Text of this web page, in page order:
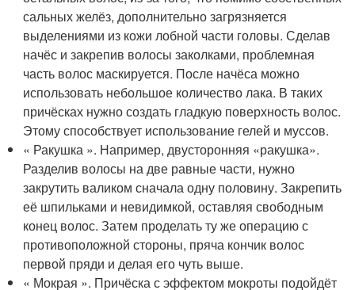
сальных желёз, дополнительно загрязняется
выделениями из кожи лобной части головы. Сделав
начёс и закрепив волосы заколками, проблемная
часть волос маскируется. После начёса можно
использовать небольшое количество лака. В таких
причёсках нужно создать гладкую поверхность волос.
Этому способствует использование гелей и муссов.
« Ракушка ». Например, двусторонняя «ракушка».
Разделив волосы на две равные части, нужно
закрутить валиком сначала одну половину. Закрепить
её шпильками и невидимкой, оставляя свободным
конец волос. Затем проделать ту же операцию с
противоположной стороны, пряча кончик волос
первой пряди и делая его чуть выше.
« Мокрая ». Причёска с эффектом мокроты подойдёт